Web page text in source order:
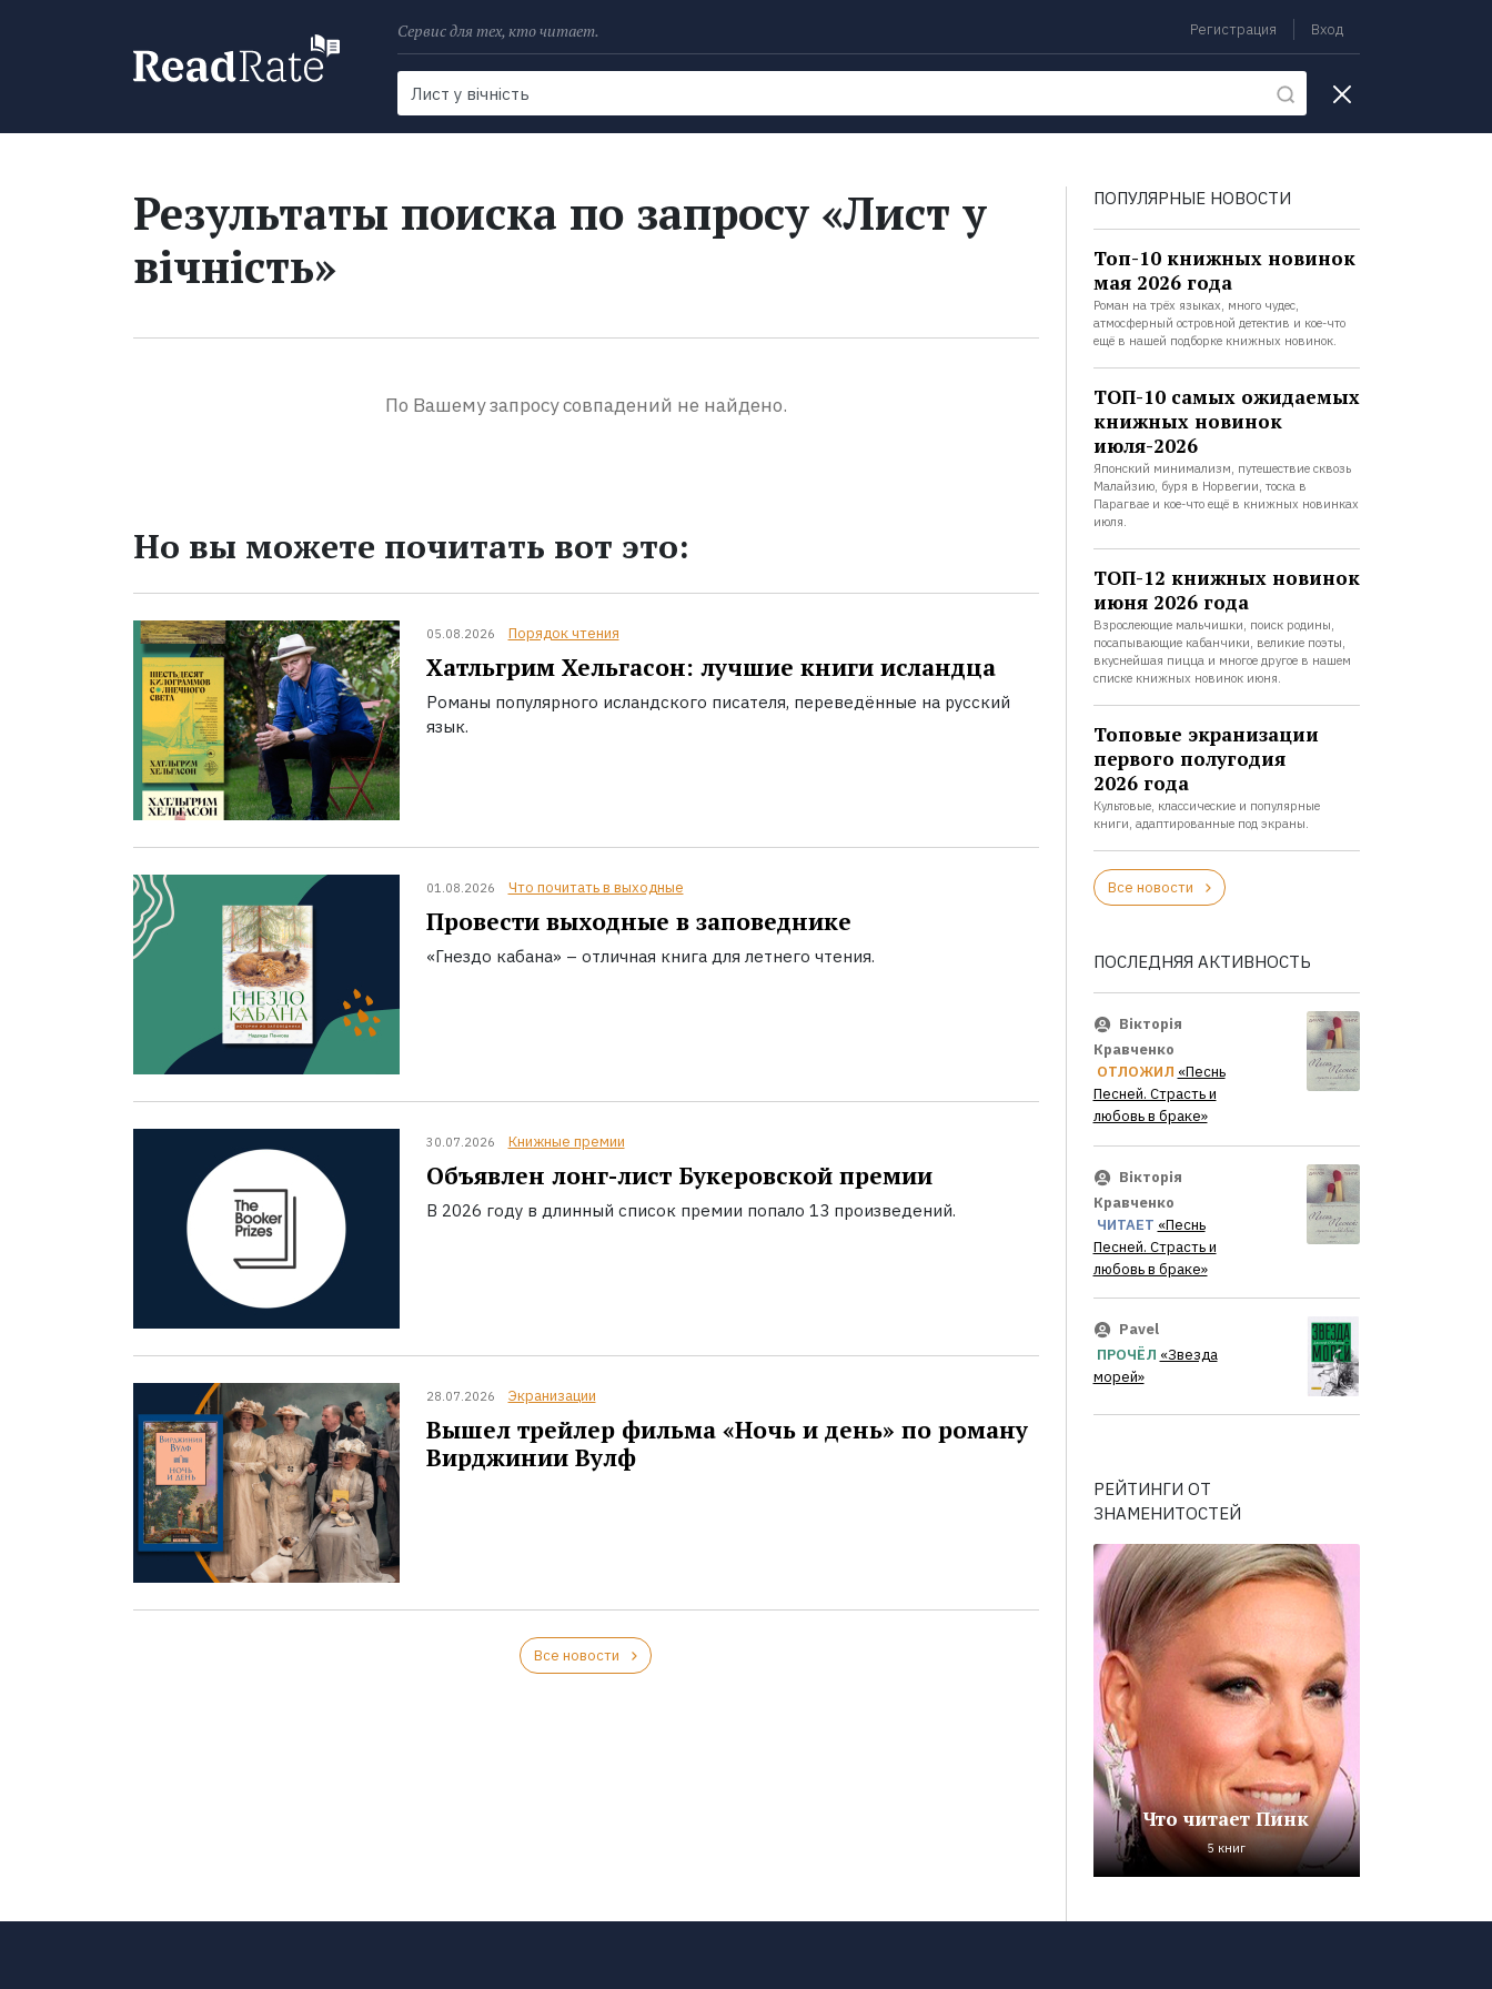
Сервис для тех, кто читает. Регистрация Вход
Поиск
Новости Рейтинги
Результаты поиска по запросу «Лист у
вічність»
По Вашему запросу совпадений не найдено.
Но вы можете почитать вот это:
05.08.2026 Порядок чтения
Хатльгрим Хельгасон: лучшие книги исландца
Романы популярного исландского писателя, переведённые на русский
язык.
01.08.2026 Что почитать в выходные
Провести выходные в заповеднике
«Гнездо кабана» – отличная книга для летнего чтения.
30.07.2026 Книжные премии
Объявлен лонг-лист Букеровской премии
В 2026 году в длинный список премии попало 13 произведений.
28.07.2026 Экранизации
Вышел трейлер фильма «Ночь и день» по роману
Вирджинии Вулф
Все новости
ПОПУЛЯРНЫЕ НОВОСТИ
Топ-10 книжных новинок
мая 2026 года
Роман на трёх языках, много чудес,
атмосферный островной детектив и кое-что
ещё в нашей подборке книжных новинок.
ТОП-10 самых ожидаемых
книжных новинок
июля-2026
Японский минимализм, путешествие сквозь
Малайзию, буря в Норвегии, тоска в
Парагвае и кое-что ещё в книжных новинках
июля.
ТОП-12 книжных новинок
июня 2026 года
Взрослеющие мальчишки, поиск родины,
посапывающие кабанчики, великие поэты,
вкуснейшая пицца и многое другое в нашем
списке книжных новинок июня.
Топовые экранизации
первого полугодия
2026 года
Культовые, классические и популярные
книги, адаптированные под экраны.
Все новости
ПОСЛЕДНЯЯ АКТИВНОСТЬ
Вікторія
Кравченко
ОТЛОЖИЛ «Песнь
Песней. Страсть и
любовь в браке»
Вікторія
Кравченко
ЧИТАЕТ «Песнь
Песней. Страсть и
любовь в браке»
Pavel
ПРОЧЁЛ «Звезда
морей»
РЕЙТИНГИ ОТ
ЗНАМЕНИТОСТЕЙ
Что читает Пинк
5 книг